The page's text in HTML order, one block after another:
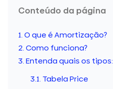
Conteúdo da página
O que é Amortização?
Como funciona?
Entenda quais os tipos:
Tabela Price